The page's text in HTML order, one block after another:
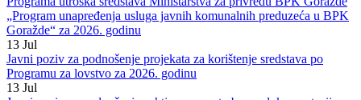
unapređenja usluga javnih komunalnih preduzeća sa područja BPK
Goražde“ za 2026 . godinu i Programa o izmjenama i dopunama
Programa utroška sredstava Ministarstva za privredu BPK Goražde
„Program unapređenja usluga javnih komunalnih preduzeća u BPK
Goražde“ za 2026. godinu
13 Jul